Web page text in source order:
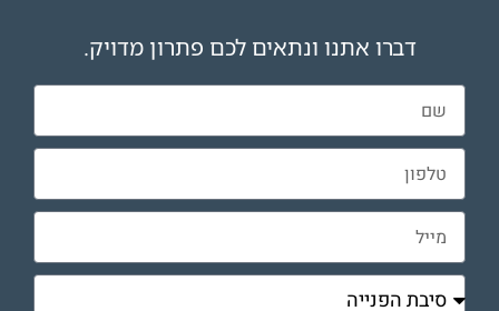
דברו אתנו ונתאים לכם פתרון מדויק.